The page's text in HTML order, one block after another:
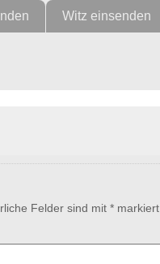
Witz einsenden
Felder sind mit * markiert